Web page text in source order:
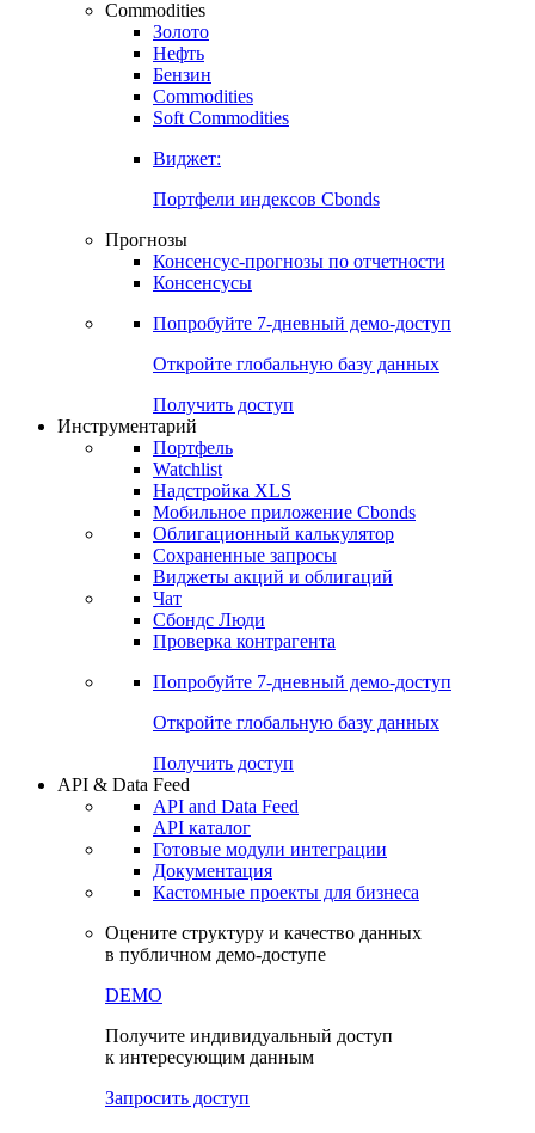
Commodities
Золото
Нефть
Бензин
Commodities
Soft Commodities
Виджет:
Портфели индексов Cbonds
Прогнозы
Консенсус-прогнозы по отчетности
Консенсусы
Попробуйте 7-дневный демо-доступ
Откройте глобальную базу данных
Получить доступ
Инструментарий
Портфель
Watchlist
Надстройка XLS
Мобильное приложение Cbonds
Облигационный калькулятор
Сохраненные запросы
Виджеты акций и облигаций
Чат
Сбондс Люди
Проверка контрагента
Попробуйте 7-дневный демо-доступ
Откройте глобальную базу данных
Получить доступ
API & Data Feed
API and Data Feed
API каталог
Готовые модули интеграции
Документация
Кастомные проекты для бизнеса
Оцените структуру и качество данных
в публичном демо-доступе
DEMO
Получите индивидуальный доступ
к интересующим данным
Запросить доступ